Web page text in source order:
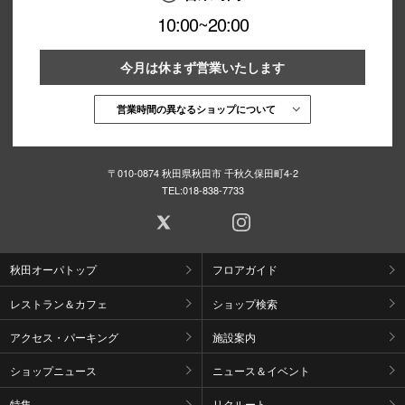
10:00~20:00
今月は休まず営業いたします
営業時間の異なるショップについて
〒010-0874 秋田県秋田市 千秋久保田町4-2
TEL:018-838-7733
秋田オーパトップ フロアガイド
レストラン＆カフェ ショップ検索
アクセス・パーキング 施設案内
ショップニュース ニュース＆イベント